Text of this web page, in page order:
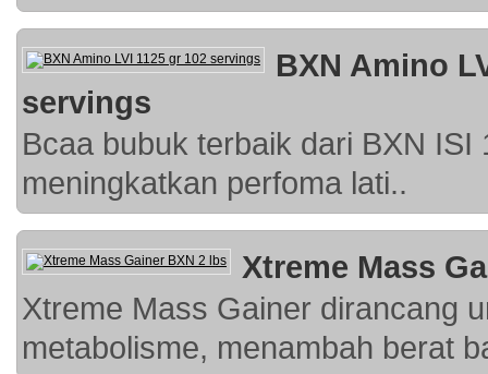
BXN Amino
servings
Bcaa bubuk terbaik dari BXN
meningkatkan perfoma lati..
Xtreme Mass
Xtreme Mass Gainer dirancang
metabolisme, menambah berat